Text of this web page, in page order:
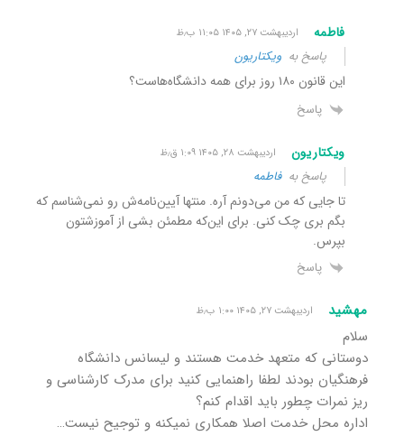
فاطمه اردیبهشت ۲۷, ۱۴۰۵ ۱۱:۰۵ ب٫ظ
پاسخ به ویکتاریون
این قانون ۱۸۰ روز برای همه دانشگاه‌هاست؟
پاسخ
ویکتاریون اردیبهشت ۲۸, ۱۴۰۵ ۱:۰۹ ق٫ظ
پاسخ بهفاطمه
تا جایی که من می‌دونم آره. منتها آیین‌نامه‌ش رو نمی‌شناسم که
بگم بری چک کنی. برای این‌که مطمئن بشی از آموزشتون
بپرس.
پاسخ
مهشید اردیبهشت ۲۷, ۱۴۰۵ ۱:۰۰ ب٫ظ
سلام
دوستانی که متعهد خدمت هستند و لیسانس دانشگاه
فرهنگیان بودند لطفا راهنمایی کنید برای مدرک کارشناسی و
ریز نمرات چطور باید اقدام کنم؟
اداره محل خدمت اصلا همکاری نمیکنه و توجیح نیست…